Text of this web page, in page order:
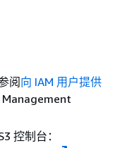
阅向 IAM 用户提供
Management
控制台：